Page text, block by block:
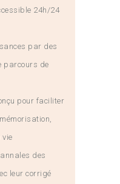
24h/24
par des
parcours de
pour faciliter
vie
des
leur corrigé